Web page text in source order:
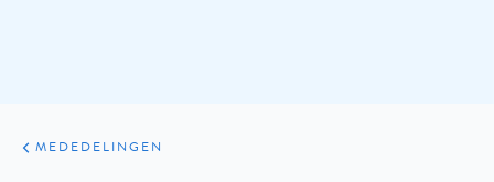
ARTIKELEN
VARIA
MEDEDELINGEN